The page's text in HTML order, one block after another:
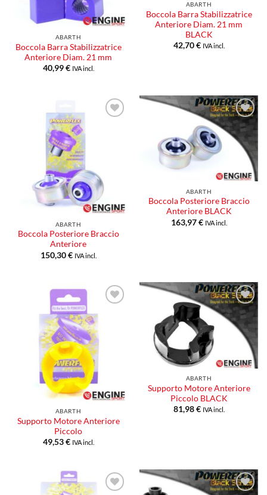
ABARTH
Boccola Barra Stabilizzatrice
Anteriore Diam. 21 mm
40,99€ IVA incl.
ABARTH
Boccola Barra Stabilizzatrice
Anteriore Diam. 21 mm
BLACK
42,70€ IVA incl.
ABARTH
Boccola Posteriore Braccio
Anteriore
150,30€ IVA incl.
Aggiungi
alla lista
dei
desideri
ABARTH
Boccola Posteriore Braccio
Anteriore BLACK
163,97€ IVA incl.
Aggiungi
alla lista
desideri
ABARTH
Supporto Motore Anteriore
Piccolo
49,53€ IVA incl.
Aggiungi
alla lista
dei
desideri
ABARTH
Supporto Motore Anteriore
Piccolo BLACK
81,98€ IVA incl.